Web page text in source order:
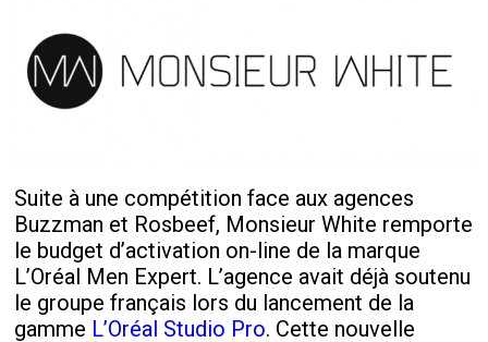
Suite à une compétition face aux agences
Buzzman et Rosbeef, Monsieur White remporte
le budget d’activation on-line de la marque
L’Oréal Men Expert. L’agence avait déjà soutenu
le groupe français lors du lancement de la
gamme L’Oréal Studio Pro. Cette nouvelle